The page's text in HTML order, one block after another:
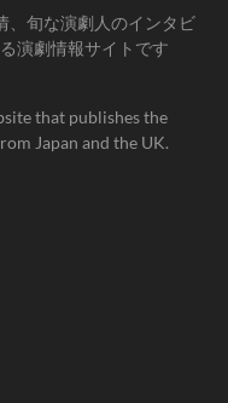
、旬な演劇人のインタビ
演劇情報サイトです
that publishes the
Japan and the UK.